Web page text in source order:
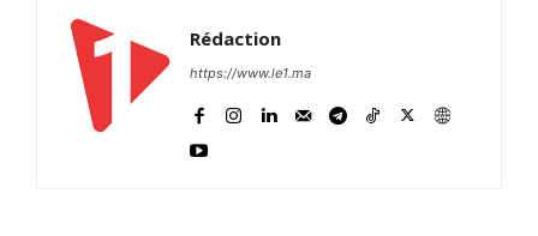
Rédaction
https://www.le1.ma